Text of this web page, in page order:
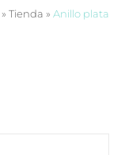
» Tienda » Anillo plata